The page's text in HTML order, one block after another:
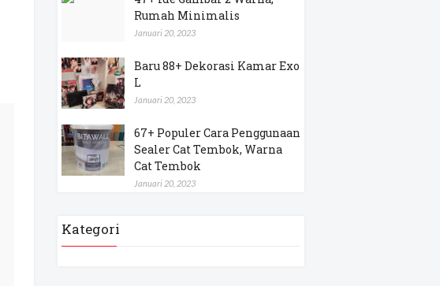
Rumah Minimalis
Januari 20, 2023
Baru 88+ Dekorasi Kamar Exo
L
Januari 20, 2023
67+ Populer Cara Penggunaan
Sealer Cat Tembok, Warna
Cat Tembok
Januari 20, 2023
Kategori